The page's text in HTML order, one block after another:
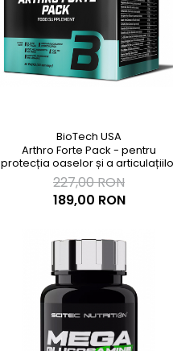
BioTech USA
Arthro Forte Pack - pentru
protecția oaselor și a
227,00 RON
189,00 RON